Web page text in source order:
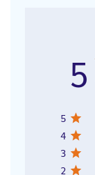
5
5
4
3
2